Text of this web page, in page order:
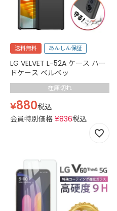
送料無料 あんしん保証
LG VELVET L-52A ケース ハー
ドケース ベルベッ
在庫切れ
¥880税込
会員特別価格 ¥836税込